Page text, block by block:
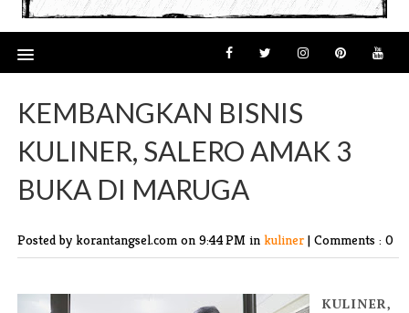
KEMBANGKAN BISNIS
KULINER, SALERO AMAK 3
BUKA DI MARUGA
Posted by korantangsel.com on 9:44 PM in kuliner | Comments : 0
KULINER,